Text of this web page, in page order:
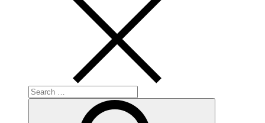
Search
for: